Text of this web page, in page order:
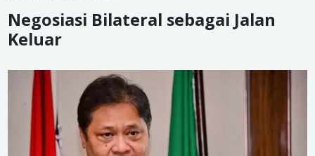
Negosiasi Bilateral sebagai Jalan
Keluar